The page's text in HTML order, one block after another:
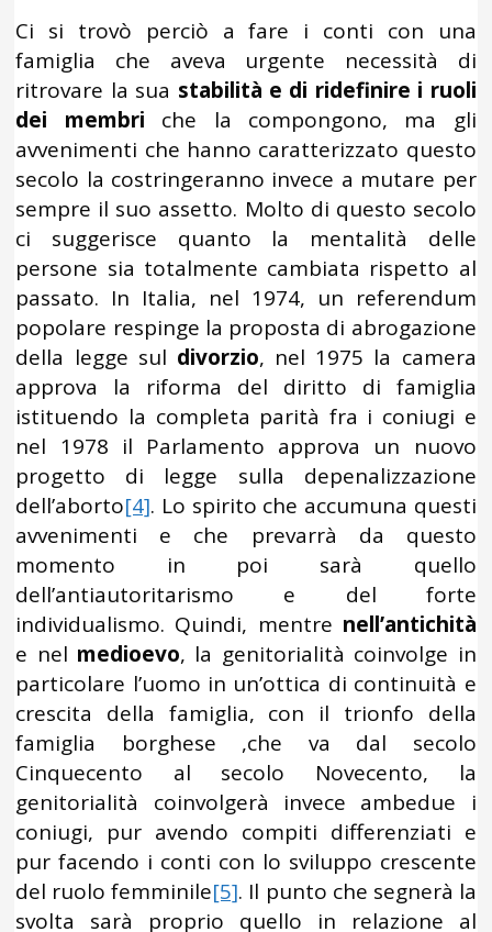
Ci si trovò perciò a fare i conti con una
famiglia che aveva urgente necessità di
ritrovare la sua stabilità e di ridefinire i ruoli
dei membri che la compongono, ma gli
avvenimenti che hanno caratterizzato questo
secolo la costringeranno invece a mutare per
sempre il suo assetto. Molto di questo secolo
ci suggerisce quanto la mentalità delle
persone sia totalmente cambiata rispetto al
passato. In Italia, nel 1974, un referendum
popolare respinge la proposta di abrogazione
della legge sul divorzio, nel 1975 la camera
approva la riforma del diritto di famiglia
istituendo la completa parità fra i coniugi e
nel 1978 il Parlamento approva un nuovo
progetto di legge sulla depenalizzazione
dell’aborto[4]. Lo spirito che accumuna questi
avvenimenti e che prevarrà da questo
momento in poi sarà quello
dell’antiautoritarismo e del forte
individualismo. Quindi, mentre nell’antichità
e nel medioevo, la genitorialità coinvolge in
particolare l’uomo in un’ottica di continuità e
crescita della famiglia, con il trionfo della
famiglia borghese ,che va dal secolo
Cinquecento al secolo Novecento, la
genitorialità coinvolgerà invece ambedue i
coniugi, pur avendo compiti differenziati e
pur facendo i conti con lo sviluppo crescente
del ruolo femminile[5]. Il punto che segnerà la
svolta sarà proprio quello in relazione al